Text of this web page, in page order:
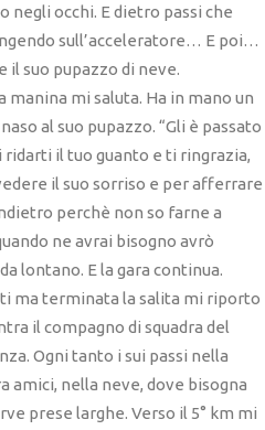
negli occhi. E dietro passi che
sull’acceleratore… E poi…
il suo pupazzo di neve.
mi saluta. Ha in mano un
al suo pupazzo. “Gli è passato
ridarti il tuo guanto e ti ringrazia,
il suo sorriso e per afferrare
perchè non so farne a
ne avrai bisogno avrò
lontano. E la gara continua.
ma terminata la salita mi riporto
il compagno di squadra del
Ogni tanto i sui passi nella
amici, nella neve, dove bisogna
prese larghe. Verso il 5° km mi